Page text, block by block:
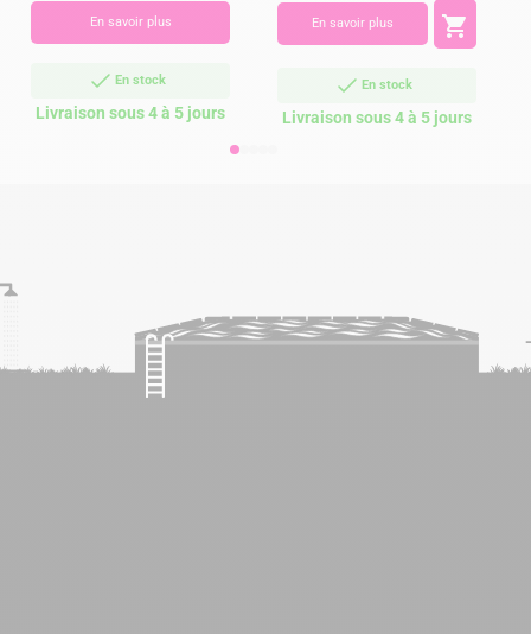
En savoir plus
En stock
Livraison sous 4 à 5 jours
En savoir plus 
En stock
Livraison sous 4 à 5 jours